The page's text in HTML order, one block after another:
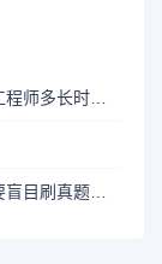
2023下半年软考中级系统集成项目管理工程师多长时间出成绩
想上重点高中，初三数理化复习 千万不要盲目刷真题卷和模拟卷！